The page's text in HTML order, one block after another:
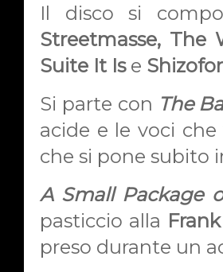
Il disco si
Streetmasse, The
Suite It Is e
Si parte con The
acide e le voci
che si pone subito
A Small Package
pasticcio alla
preso durante un